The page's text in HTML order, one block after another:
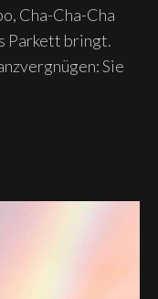
Cha-Cha-Cha
Parkett bringt.
Sie